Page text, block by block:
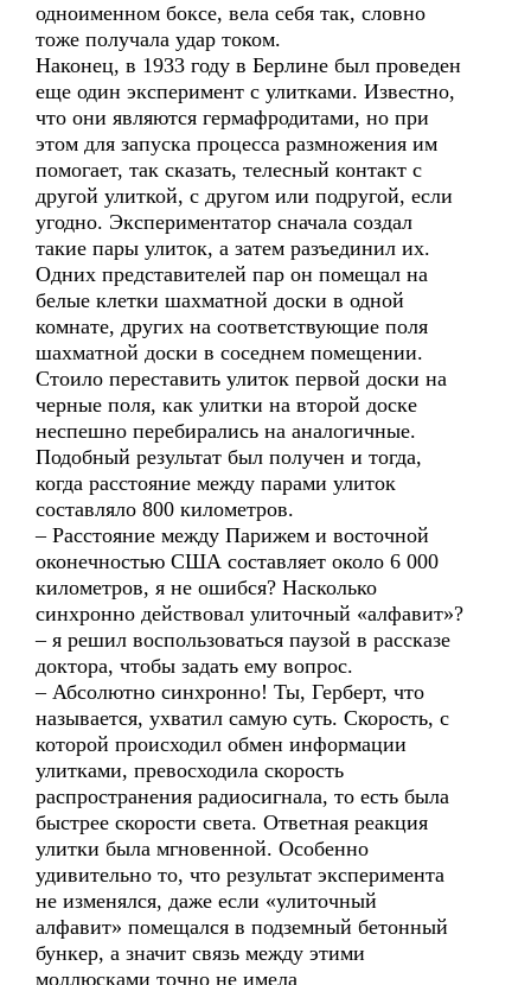
одноименном боксе, вела себя так, словно
тоже получала удар током.
Наконец, в 1933 году в Берлине был проведен
еще один эксперимент с улитками. Известно,
что они являются гермафродитами, но при
этом для запуска процесса размножения им
помогает, так сказать, телесный контакт с
другой улиткой, с другом или подругой, если
угодно. Экспериментатор сначала создал
такие пары улиток, а затем разъединил их.
Одних представителей пар он помещал на
белые клетки шахматной доски в одной
комнате, других на соответствующие поля
шахматной доски в соседнем помещении.
Стоило переставить улиток первой доски на
черные поля, как улитки на второй доске
неспешно перебирались на аналогичные.
Подобный результат был получен и тогда,
когда расстояние между парами улиток
составляло 800 километров.
– Расстояние между Парижем и восточной
оконечностью США составляет около 6 000
километров, я не ошибся? Насколько
синхронно действовал улиточный «алфавит»?
– я решил воспользоваться паузой в рассказе
доктора, чтобы задать ему вопрос.
– Абсолютно синхронно! Ты, Герберт, что
называется, ухватил самую суть. Скорость, с
которой происходил обмен информации
улитками, превосходила скорость
распространения радиосигнала, то есть была
быстрее скорости света. Ответная реакция
улитки была мгновенной. Особенно
удивительно то, что результат эксперимента
не изменялся, даже если «улиточный
алфавит» помещался в подземный бетонный
бункер, а значит связь между этими
моллюсками точно не имела